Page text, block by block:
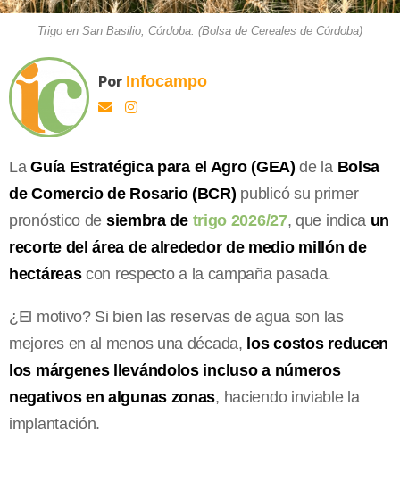
Trigo en San Basilio, Córdoba. (Bolsa de Cereales de Córdoba)
Por Infocampo
LaGuía Estratégica para el Agro (GEA) de la Bolsa
de Comercio de Rosario (BCR) publicó su primer
pronóstico de siembra detrigo 2026/27, que indica un
recorte del área de alrededor de medio millón de
hectáreascon respecto a la campaña pasada.
¿El motivo? Si bien las reservas de agua son las
mejores en al menos una década, los costos reducen
los márgenes llevándolos incluso a números
negativos en algunas zonas, haciendo inviable la
implantación.